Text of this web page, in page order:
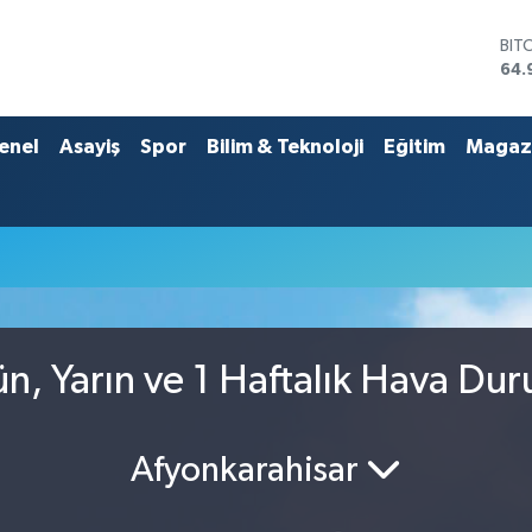
Asayiş Spor Bilim & Teknoloji Eğitim
Yarın ve 1 Haftalık Hava
Afyonkarahisar